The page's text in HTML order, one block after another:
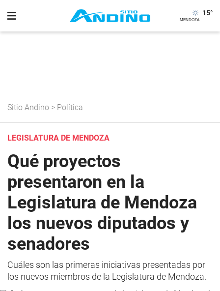
15°
Sitio Andino > Política
LEGISLATURA DE MENDOZA
Qué proyectos
presentaron en la
Legislatura de Mendoza
los nuevos diputados y
senadores
Cuáles son las primeras iniciativas presentadas por
los nuevos miembros de la Legislatura de Mendoza.